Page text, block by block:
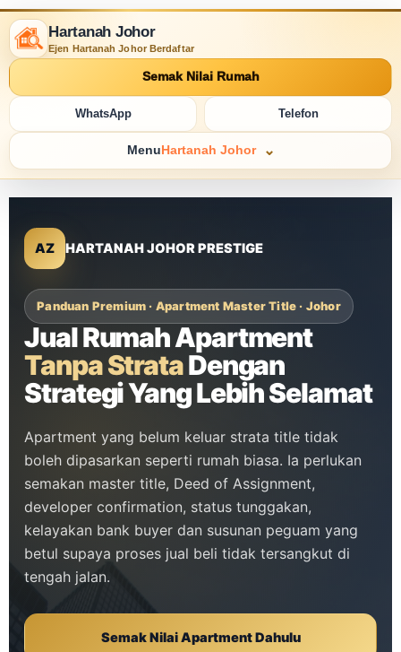
Hartanah Johor
Ejen Hartanah Johor Berdaftar
Semak Nilai Rumah
WhatsApp Telefon
Menu Hartanah Johor
AZ HARTANAH JOHOR PRESTIGE
Panduan Premium · Apartment Master Title · Johor
Jual Rumah Apartment
Tanpa StrataDengan
Strategi Yang Lebih Selamat
Apartment yang belum keluar strata title tidak
boleh dipasarkan seperti rumah biasa. Ia perlukan
semakan master title, Deed of Assignment,
developer confirmation, status tunggakan,
kelayakan bank buyer dan susunan peguam yang
betul supaya proses jual beli tidak tersangkut di
tengah jalan.
Semak Nilai Apartment Dahulu